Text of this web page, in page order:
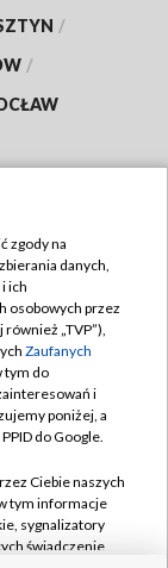
/
/
zgody na
danych,
ich
osobowych przez
„TVP”),
Zaufanych
tym do
i
poniżej, a
do Google.
Ciebie naszych
tym informacje
sygnalizatory
świadczenie